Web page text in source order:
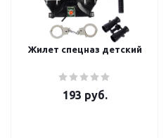
Жилет спецназ детский
193 руб.